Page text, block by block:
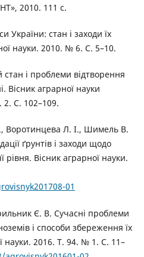
2010. 111 с.
України: стан і заходи їх
науки. 2010. № 6. С. 5–10.
і проблеми відтворення
Вісник аграрної науки
С. 102–109.
Воротинцева Л. І., Шимель В.
ґрунтів і заходи щодо
рівня. Вісник аграрної науки.
01
Є. В. Сучасні проблеми
і способи збереження їх
науки. 2016. T. 94. № 1. С. 11–